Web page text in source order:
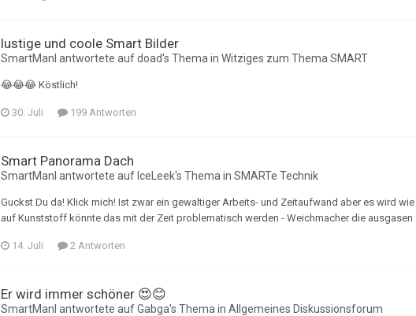
lustige und coole Smart Bilder
SmartManI antwortete aufdoad's Thema in Witziges zum Thema SMART
😂😂😂 Köstlich!
30. Juli 199 Antworten
Smart Panorama Dach
SmartManI antwortete auf IceLeek's Thema in SMARTe Technik
Guckst Du da! Klick mich! Ist zwar ein gewaltiger Arbeits- und Zeitaufwand aber es wird
auf Kunststoff könnte das mit der Zeit problematisch werden - Weichmacher die
14. Juli 2 Antworten
Er wird immer schöner 😍😊
SmartManI antwortete aufGabga's Thema in Allgemeines Diskussionsforum